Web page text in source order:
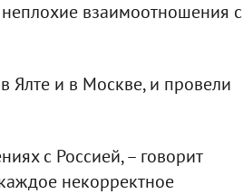
взаимоотношения с
Ялте и в Москве, и провели
с Россией, – говорит
некорректное